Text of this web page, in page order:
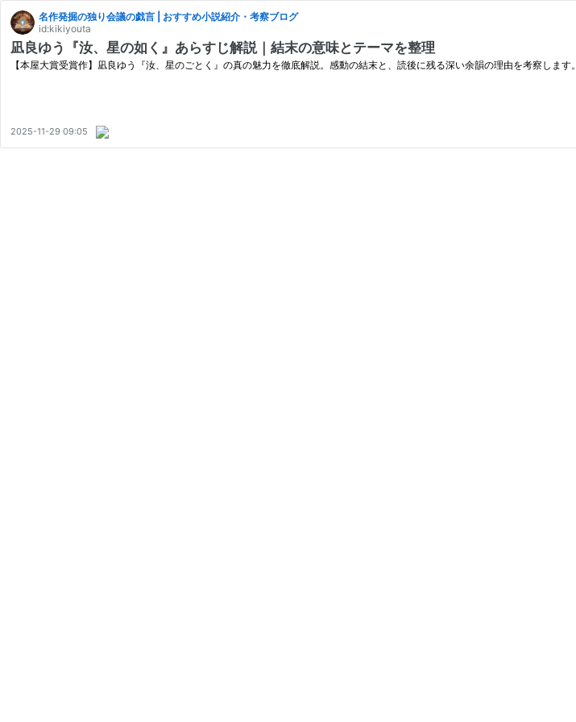
名作発掘の独り会議の戯言 | おすすめ小説紹介・考察ブログ
id:kikiyouta
凪良ゆう『汝、星の如く』あらすじ解説｜結末の意味とテーマを整理
【本屋大賞受賞作】凪良ゆう『汝、星のごとく』の真の魅力を徹底解説。感動の結末と、読後に残る深い余韻の理由を考察します。
2025-11-29 09:05